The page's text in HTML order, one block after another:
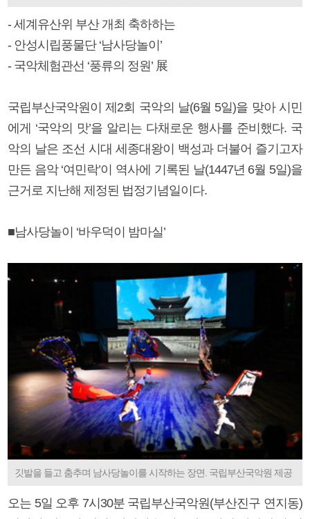
- 세계유산위 부산 개최 축하하는
- 안성시립풍물단 ‘남사당놀이’
- 국악체험관선 ‘풍류의 정원’ 展
국립부산국악원이 제2회 국악의 날(6월 5일)을 맞아 시민
에게 ‘국악의 맛’을 알리는 다채로운 행사를 준비했다. 국
악의 날은 조선 시대 세종대왕이 백성과 더불어 즐기고자
만든 음악 ‘여민락’이 역사에 기록된 날(1447년 6월 5일)을
근거로 지난해 제정된 법정기념일이다.
■남사당놀이 ‘바우덕이 밤마실’
깃발을 들고 춤추며 남사당놀이를 시작하는 장면. 국립부산국악원 제공
오는 5일 오후 7시30분 국립부산국악원(부산진구 연지동)